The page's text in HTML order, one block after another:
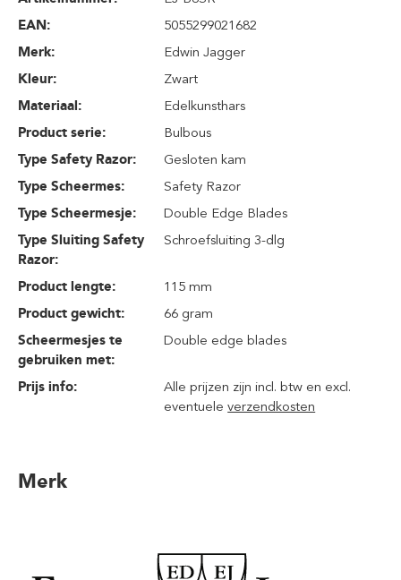
EAN:
5055299021682
Merk:
Edwin Jagger
Kleur:
Zwart
Materiaal:
Edelkunsthars
Product serie:
Bulbous
Type Safety Razor:
Gesloten kam
Type Scheermes:
Safety Razor
Type Scheermesje:
Double Edge Blades
Type Sluiting Safety
Razor:
Schroefsluiting 3-dlg
Product lengte:
115 mm
Product gewicht:
66 gram
Scheermesjes te
gebruiken met:
Double edge blades
Prijs info:
Alle prijzen zijn incl. btw en excl.
eventueleverzendkosten
Merk